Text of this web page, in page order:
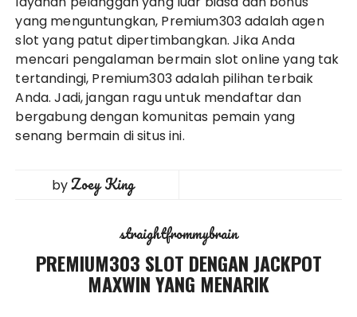
yang menguntungkan, Premium303 adalah agen
slot yang patut dipertimbangkan. Jika Anda
mencari pengalaman bermain slot online yang tak
tertandingi, Premium303 adalah pilihan terbaik
Anda. Jadi, jangan ragu untuk mendaftar dan
bergabung dengan komunitas pemain yang
senang bermain di situs ini.
byZoey King
straightfrommybrain
PREMIUM303 SLOT DENGAN JACKPOT
MAXWIN YANG MENARIK